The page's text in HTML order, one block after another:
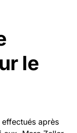
le
après